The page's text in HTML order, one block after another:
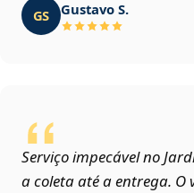
GS Gustavo S.
Serviço impecável no
a coleta até a entrega. O